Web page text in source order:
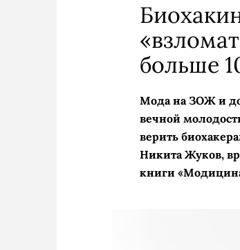
больше
Мода на ЗОЖ и
вечной
верить
Никита Жуков,
книги